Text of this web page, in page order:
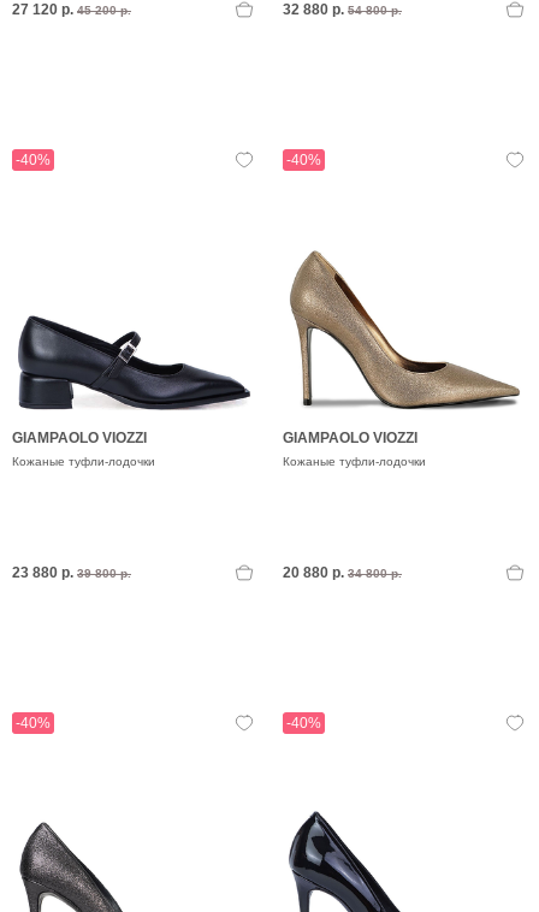
27 120 р. 45 200 р. 32 880 р. 54 800 р.
-40%
GIAMPAOLO VIOZZI
Кожаные туфли-лодочки
23 880 р. 39 800 р.
-40%
GIAMPAOLO VIOZZI
Кожаные туфли-лодочки
20 880 р. 34 800 р.
-40% -40%